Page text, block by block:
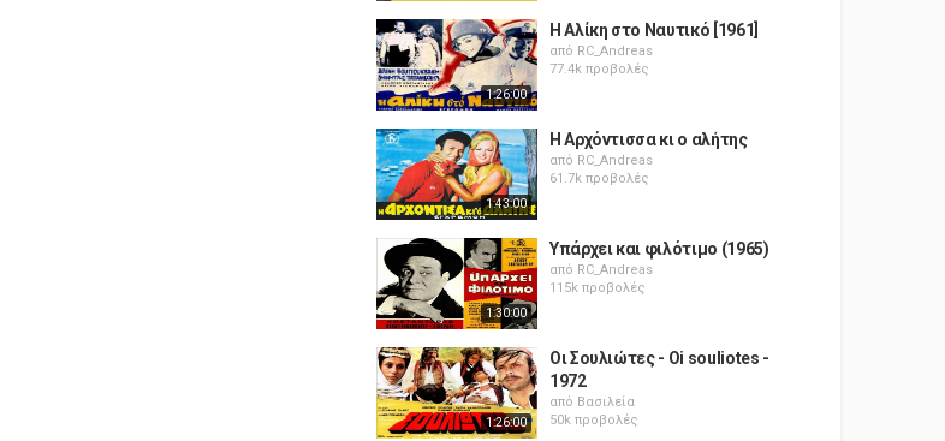
1:26:00
Η Αλίκη στο Ναυτικό [1961]
από RC_Andreas
77.4k προβολές
1:43:00
Η Αρχόντισσα κι ο αλήτης
από RC_Andreas
61.7k προβολές
1:30:00
Υπάρχει και φιλότιμο (1965)
από RC_Andreas
115k προβολές
1:26:00
Οι Σουλιώτες - Oi souliotes -
1972
από Βασιλεία
50k προβολές